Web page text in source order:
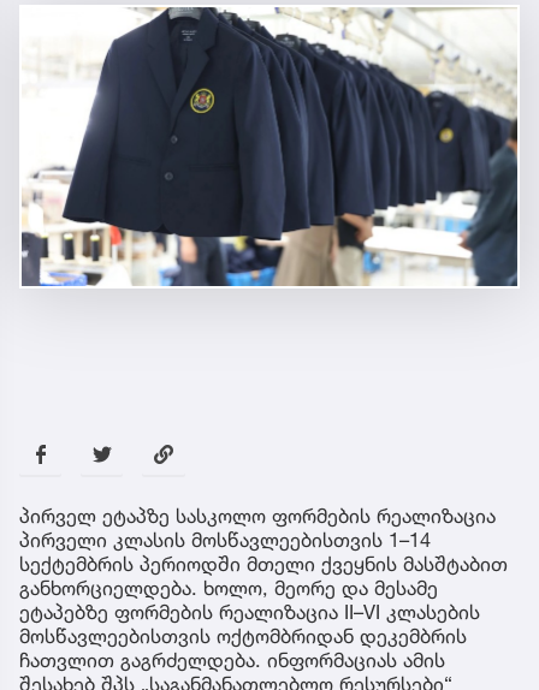
პირველ ეტაპზე სასკოლო ფორმების რეალიზაცია
პირველი კლასის მოსწავლეებისთვის 1–14
სექტემბრის პერიოდში მთელი ქვეყნის მასშტაბით
განხორციელდება. ხოლო, მეორე და მესამე
ეტაპებზე ფორმების რეალიზაცია II–VI კლასების
მოსწავლეებისთვის ოქტომბრიდან დეკემბრის
ჩათვლით გაგრძელდება. ინფორმაციას ამის
შესახებ შპს „საგანმანათლებლო რესურსები“